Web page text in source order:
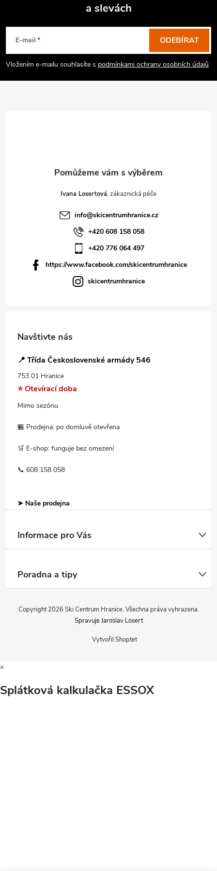
a slevách
E-mail
Vložením e-mailu souhlasíte s podmínkami ochrany osobních údajů
ODEBÍRAT
Ivana Losertová
info@skicentrumhranice.cz
+420 608 158 058
+420 776 064 497
https://www.facebook.com/skicentrumhranice
skicentrumhranice
Navštivte nás
📍 Třída Československé armády 546
753 01 Hranice
⭐ Otevírací doba
Mimo sezónu
🏪 Prodejna: po domluvě otevřena
🛒 E-shop: funguje bez omezení
📞 608 158 058
➤ Naše prodejna
Informace pro Vás
Poradna a tipy
Vytvořil Shoptet
Copyright 2026 Ski Centrum Hranice. Všechna práva vyhrazena.
Spravuje Jaroslav Losert
×
Splátková kalkulačka ESSOX